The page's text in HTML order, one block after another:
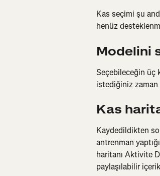
Kas seçimi şu
henüz
Modelini
Seçebileceğin üç
istediğiniz zaman
Kas
Kaydedildikten
antrenman
haritanı Aktivite
paylaşılabilir